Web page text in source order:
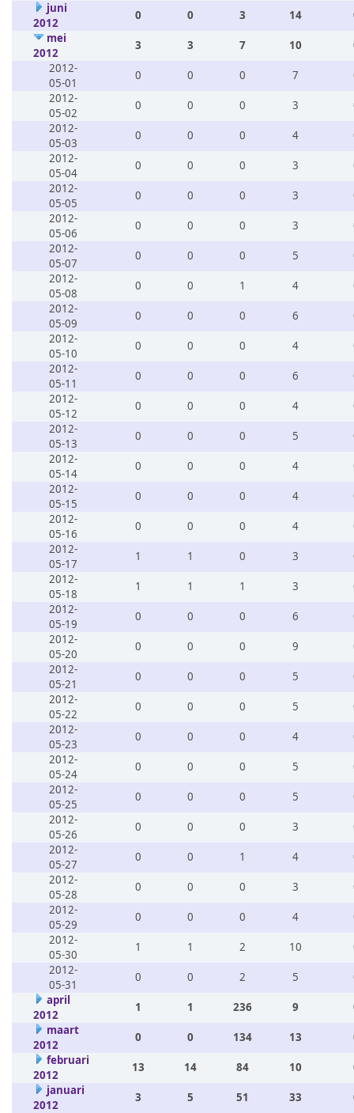
juni
2012
0 0 3 14
mei
2012
3 3 7 10
2012-
05-01
0 0 0 7
2012-
05-02
0 0 0 3
2012-
05-03
0 0 0 4
2012-
05-04
0 0 0 3
2012-
05-05
0 0 0 3
2012-
05-06
0 0 0 3
2012-
05-07
0 0 0 5
2012-
05-08
0 0 1 4
2012-
05-09
0 0 0 6
2012-
05-10
0 0 0 4
2012-
05-11
0 0 0 6
2012-
05-12
0 0 0 4
2012-
05-13
0 0 0 5
2012-
05-14
0 0 0 4
2012-
05-15
0 0 0 4
2012-
05-16
0 0 0 4
2012-
05-17
1 1 0 3
2012-
05-18
1 1 1 3
2012-
05-19
0 0 0 6
2012-
05-20
0 0 0 9
2012-
05-21
0 0 0 5
2012-
05-22
0 0 0 5
2012-
05-23
0 0 0 4
2012-
05-24
0 0 0 5
2012-
05-25
0 0 0 5
2012-
05-26
0 0 0 3
2012-
05-27
0 0 1 4
2012-
05-28
0 0 0 3
2012-
05-29
0 0 0 4
2012-
05-30
1 1 2 10
2012-
05-31
0 0 2 5
april
2012
1 1 236 9
maart
2012
0 0 134 13
februari
2012
13 14 84 10
januari
2012
3 5 51 33